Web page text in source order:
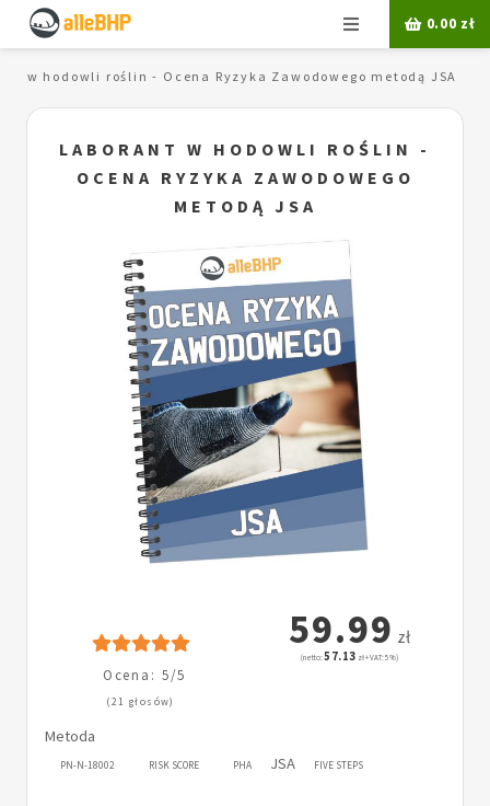
Menu 0.00 zł
w hodowli roślin - Ocena Ryzyka Zawodowego metodą JSA
LABORANT W HODOWLI ROŚLIN -
OCENA RYZYKA ZAWODOWEGO
METODĄ JSA
Ocena: 5/5
(21 głosów)
59.99 zł
(netto:57.13 zł + VAT: 5%)
Metoda
PN-N-18002 RISK SCORE PHA JSA FIVE STEPS